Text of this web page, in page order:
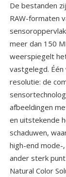
De bestanden
RAW-formaten
meer dan 150
weerspiegelt
vastgelegd.
resolutie: de
afbeeldingen
en uitstekende
schaduwen,
high-end mode-
ander sterk
Natural Color